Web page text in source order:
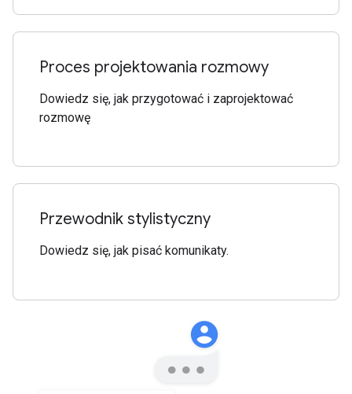
Proces projektowania rozmowy
Dowiedz się, jak przygotować i zaprojektować
rozmowę
Przewodnik stylistyczny
Dowiedz się, jak pisać komunikaty.